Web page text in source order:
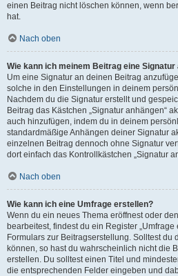
einen Beitrag nicht löschen können, wenn
hat.
Nach oben
Wie kann ich meinem Beitrag eine Signatur
Um eine Signatur an deinen Beitrag
solche in den Einstellungen in deinem
Nachdem du die Signatur erstellt und
Beitrag das Kästchen „Signatur anhängen“
auch hinzufügen, indem du in deinem
standardmäßige Anhängen deiner Signatur
einzelnen Beitrag dennoch ohne Signatur
dort einfach das Kontrollkästchen „Signatur
Nach oben
Wie kann ich eine Umfrage erstellen?
Wenn du ein neues Thema eröffnest oder
bearbeitest, findest du ein Register
Formulars zur Beitragserstellung. Solltest du
können, so hast du wahrscheinlich nicht die
erstellen. Du solltest einen Titel und
die entsprechenden Felder eingeben und